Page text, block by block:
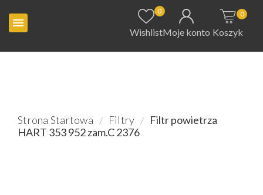

0
WishlistMoje konto Koszyk
0
Strona Startowa Filtry
Filtr powietrza
HART 353 952 zam.C 2376